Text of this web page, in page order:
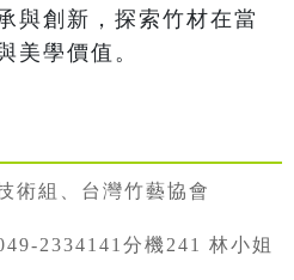
與創新，探索竹材在當
美學價值。
術組、台灣竹藝協會
2334141分機241 林小姐